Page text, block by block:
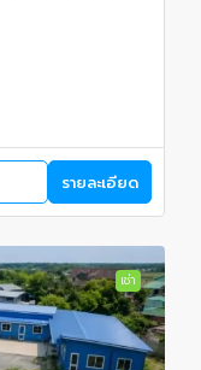
รายละเอียด
เช่า